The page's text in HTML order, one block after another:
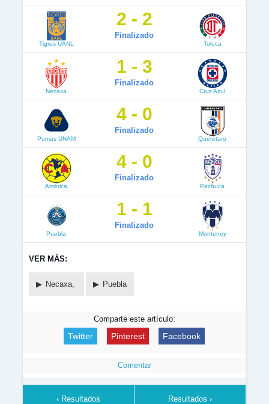
Tigres UANL
2 - 2
Finalizado
Toluca
Necaxa
1 - 3
Finalizado
Cruz Azul
Pumas UNAM
4 - 0
Finalizado
Querétaro
América
4 - 0
Finalizado
Pachuca
Puebla
1 - 1
Finalizado
Monterrey
VER MÁS:
Necaxa, Puebla
Comparte este artículo:
Twitter Pinterest Facebook
Comentar
‹ Resultados Resultados ›